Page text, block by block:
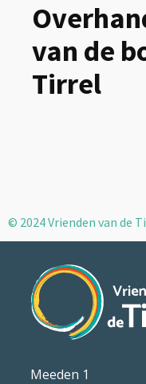
van de
Tirrel
© 2024 Vrienden van de
Meeden 1